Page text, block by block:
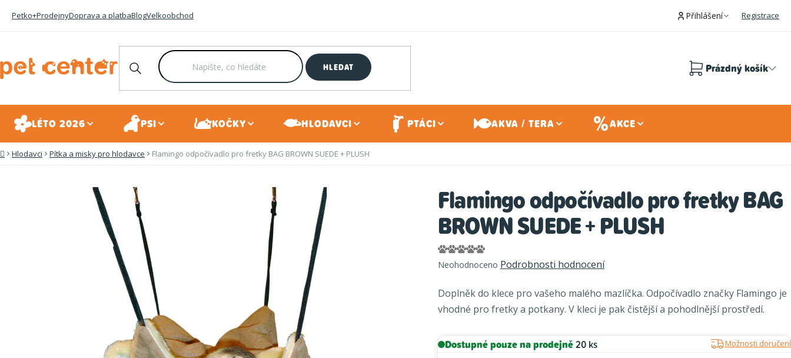
Petko+ProdejnyDoprava a platbaBlogVelkoobchod Přihlášení Registrace
HLEDAT Prázdný košík
LÉTO 2026 PSI KOČKY HLODAVCI PTÁCI AKVA / TERA AKCE
DomůHlodavci Pítka a misky pro hlodavce Flamingo odpočívadlo pro fretky BAG BROWN SUEDE + PLUSH
Flamingo odpočívadlo pro fretky BAG
BROWN SUEDE + PLUSH
Průměrné
hodnocení
je
0,0
5
Neohodnoceno Podrobnosti hodnocení
Doplněk do klece pro vašeho malého mazlíčka. Odpočívadlo značky Flamingo je
vhodné pro fretky a potkany. V kleci je pak čistější a pohodlnější prostředí.
Dostupné pouze na prodejně20 ks Možnosti doručení